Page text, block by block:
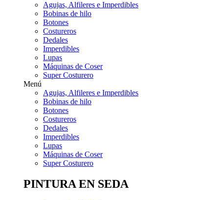
Agujas, Alfileres e Imperdibles
Bobinas de hilo
Botones
Costureros
Dedales
Imperdibles
Lupas
Máquinas de Coser
Super Costurero
Menú
Agujas, Alfileres e Imperdibles
Bobinas de hilo
Botones
Costureros
Dedales
Imperdibles
Lupas
Máquinas de Coser
Super Costurero
PINTURA EN SEDA